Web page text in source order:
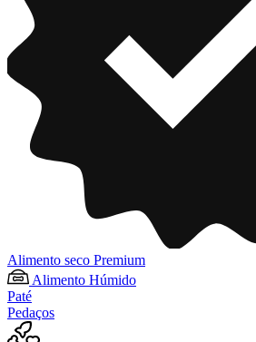
Alimento seco Premium
Alimento Húmido
Paté
Pedaços